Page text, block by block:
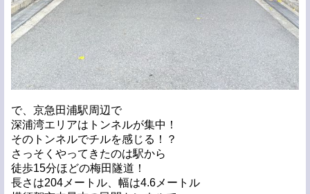
で、京急田浦駅周辺で
深浦湾エリアはトンネルが集中！
そのトンネルでチルを感じる！？
さっそくやってきたのは駅から
徒歩15分ほどの梅田隧道！
長さは204メートル、幅は4.6メートル